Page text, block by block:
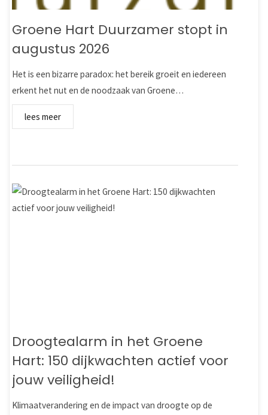
Groene Hart Duurzamer stopt in
augustus 2026
Het is een bizarre paradox: het bereik groeit en iedereen
erkent het nut en de noodzaak van Groene…
lees meer
Droogtealarm in het Groene
Hart: 150 dijkwachten actief voor
jouw veiligheid!
Klimaatverandering en de impact van droogte op de